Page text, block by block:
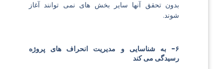
بدون تحقق آنها سایر بخش های نمی توانند آغاز
شوند.
۶- به شناسایی و مدیریت انحراف های پروژه
رسیدگی می کند